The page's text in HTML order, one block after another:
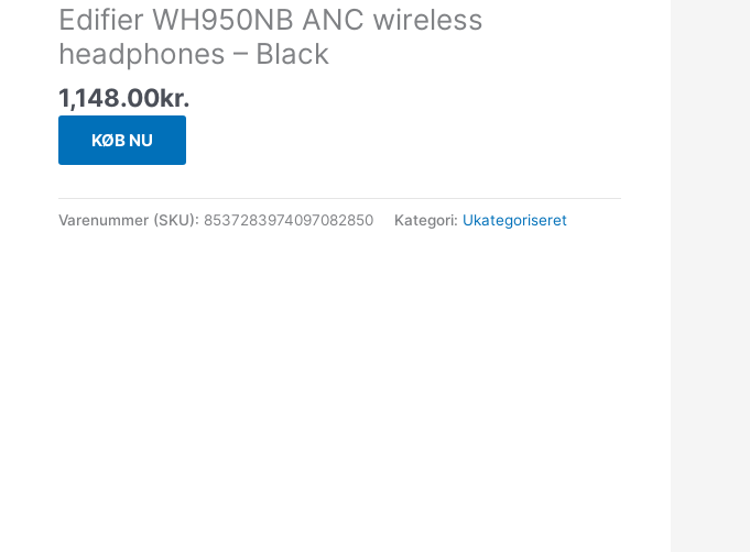
Edifier WH950NB ANC wireless
headphones – Black
1,148.00kr.
KØB NU
Varenummer (SKU): 8537283974097082850 Kategori: Ukategoriseret